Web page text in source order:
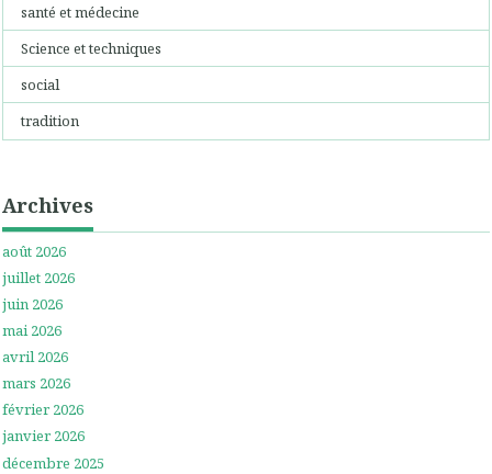
santé et médecine
Science et techniques
social
tradition
Archives
août 2026
juillet 2026
juin 2026
mai 2026
avril 2026
mars 2026
février 2026
janvier 2026
décembre 2025